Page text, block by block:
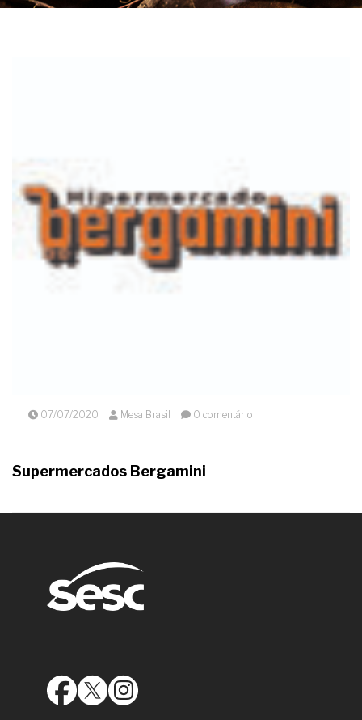
07/07/2020 Mesa Brasil 0 comentário
Supermercados Bergamini